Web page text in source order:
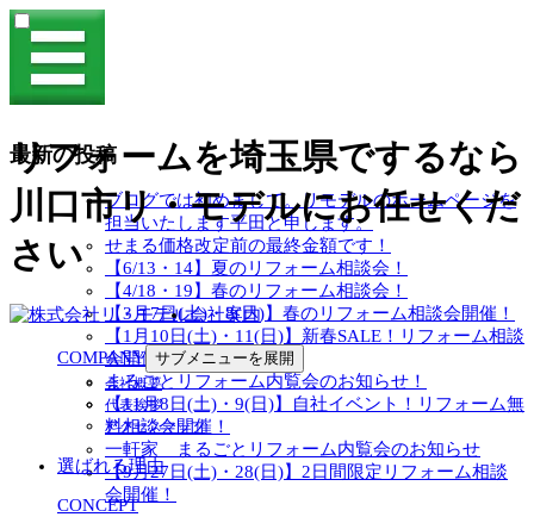
リフォームを埼玉県でするなら
川口市リ・モデルにお任せくだ
さい
会社案内
COMPANY サブメニューを展開
会社概要
代表挨拶
アクセスマップ
選ばれる理由
CONCEPT
最新の投稿
ブログでは初めまして。リモデルのホームページを
担当いたします平田と申します。
せまる価格改定前の最終金額です！
【6/13・14】夏のリフォーム相談会！
【4/18・19】春のリフォーム相談会！
【3月7日(土)・8(日)】春のリフォーム相談会開催！
【1月10日(土)・11(日)】新春SALE！リフォーム相談
会開催！
まるごとリフォーム内覧会のお知らせ！
【11月8日(土)・9(日)】自社イベント！リフォーム無
料相談会開催！
一軒家 まるごとリフォーム内覧会のお知らせ
【9月27日(土)・28(日)】2日間限定リフォーム相談
会開催！